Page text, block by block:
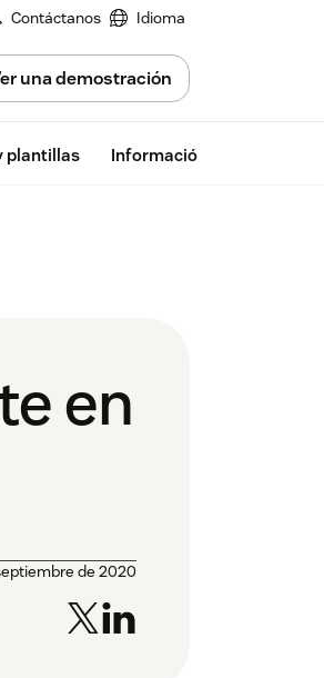
Contáctanos Idioma
una demostración
plantillas Información de Zendesk
en
de 2020